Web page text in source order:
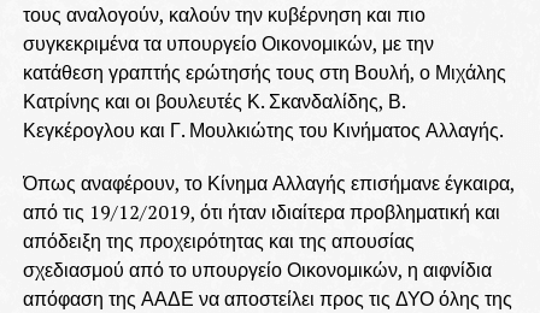
τους αναλογούν, καλούν την κυβέρνηση και πιο
συγκεκριμένα τα υπουργείο Οικονομικών, με την
κατάθεση γραπτής ερώτησής τους στη Βουλή, ο Μιχάλης
Κατρίνης και οι βουλευτές Κ. Σκανδαλίδης, Β.
Κεγκέρογλου και Γ. Μουλκιώτης του Κινήματος Αλλαγής.
Όπως αναφέρουν, το Κίνημα Αλλαγής επισήμανε έγκαιρα,
από τις 19/12/2019, ότι ήταν ιδιαίτερα προβληματική και
απόδειξη της προχειρότητας και της απουσίας
σχεδιασμού από το υπουργείο Οικονομικών, η αιφνίδια
απόφαση της ΑΑΔΕ να αποστείλει προς τις ΔΥΟ όλης της